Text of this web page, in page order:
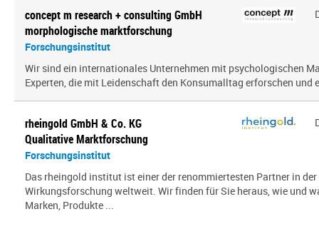
concept m research + consulting GmbH
morphologische marktforschung
Forschungsinstitut
Wir sind ein inter­na­tio­nales Unternehmen mit psy­cho­lo­gi­schen
Experten, die mit Leidenschaft den Konsumalltag erfor­schen und
rheingold GmbH & Co. KG
Qualitative Marktforschung
Forschungsinstitut
Das rheingold institut ist einer der renommiertesten Partner in
Wirkungsforschung weltweit. Wir finden für Sie heraus, wie und
Marken, Produkte ...